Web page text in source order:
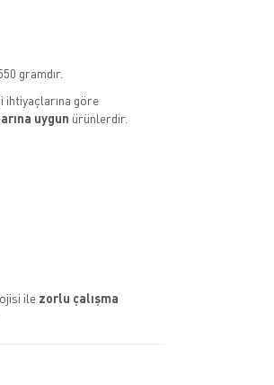
gramdır.
ihtiyaçlarına göre
uygun ürünlerdir.
ile zorlu çalışma